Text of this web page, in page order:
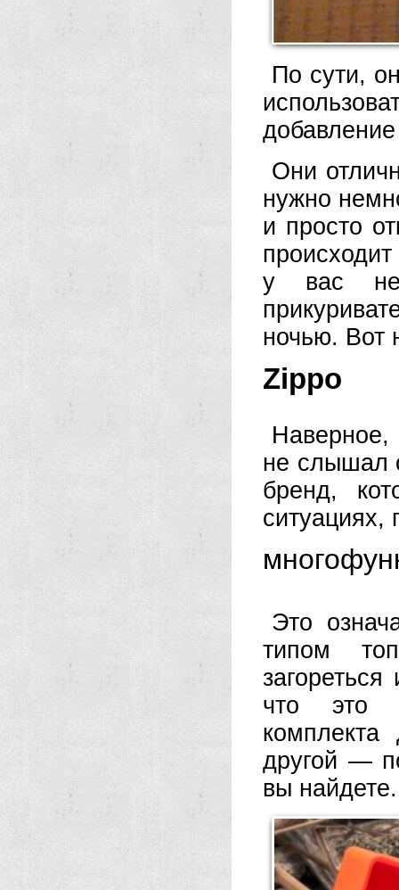
По сути,
Они
нужно
и просто
у вас
ночью. Вот
Zippo
не слышал
бренд,
ситуациях,
Это
типом
что это
другой —
вы найдете.